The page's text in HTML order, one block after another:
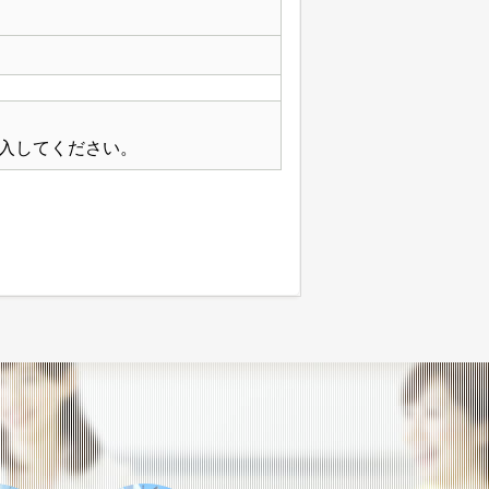
してください。